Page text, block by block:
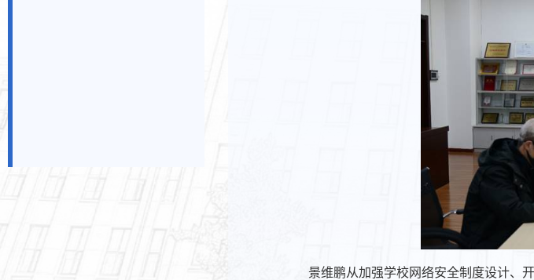
景维鹏从加强学校网络安全制度设计、